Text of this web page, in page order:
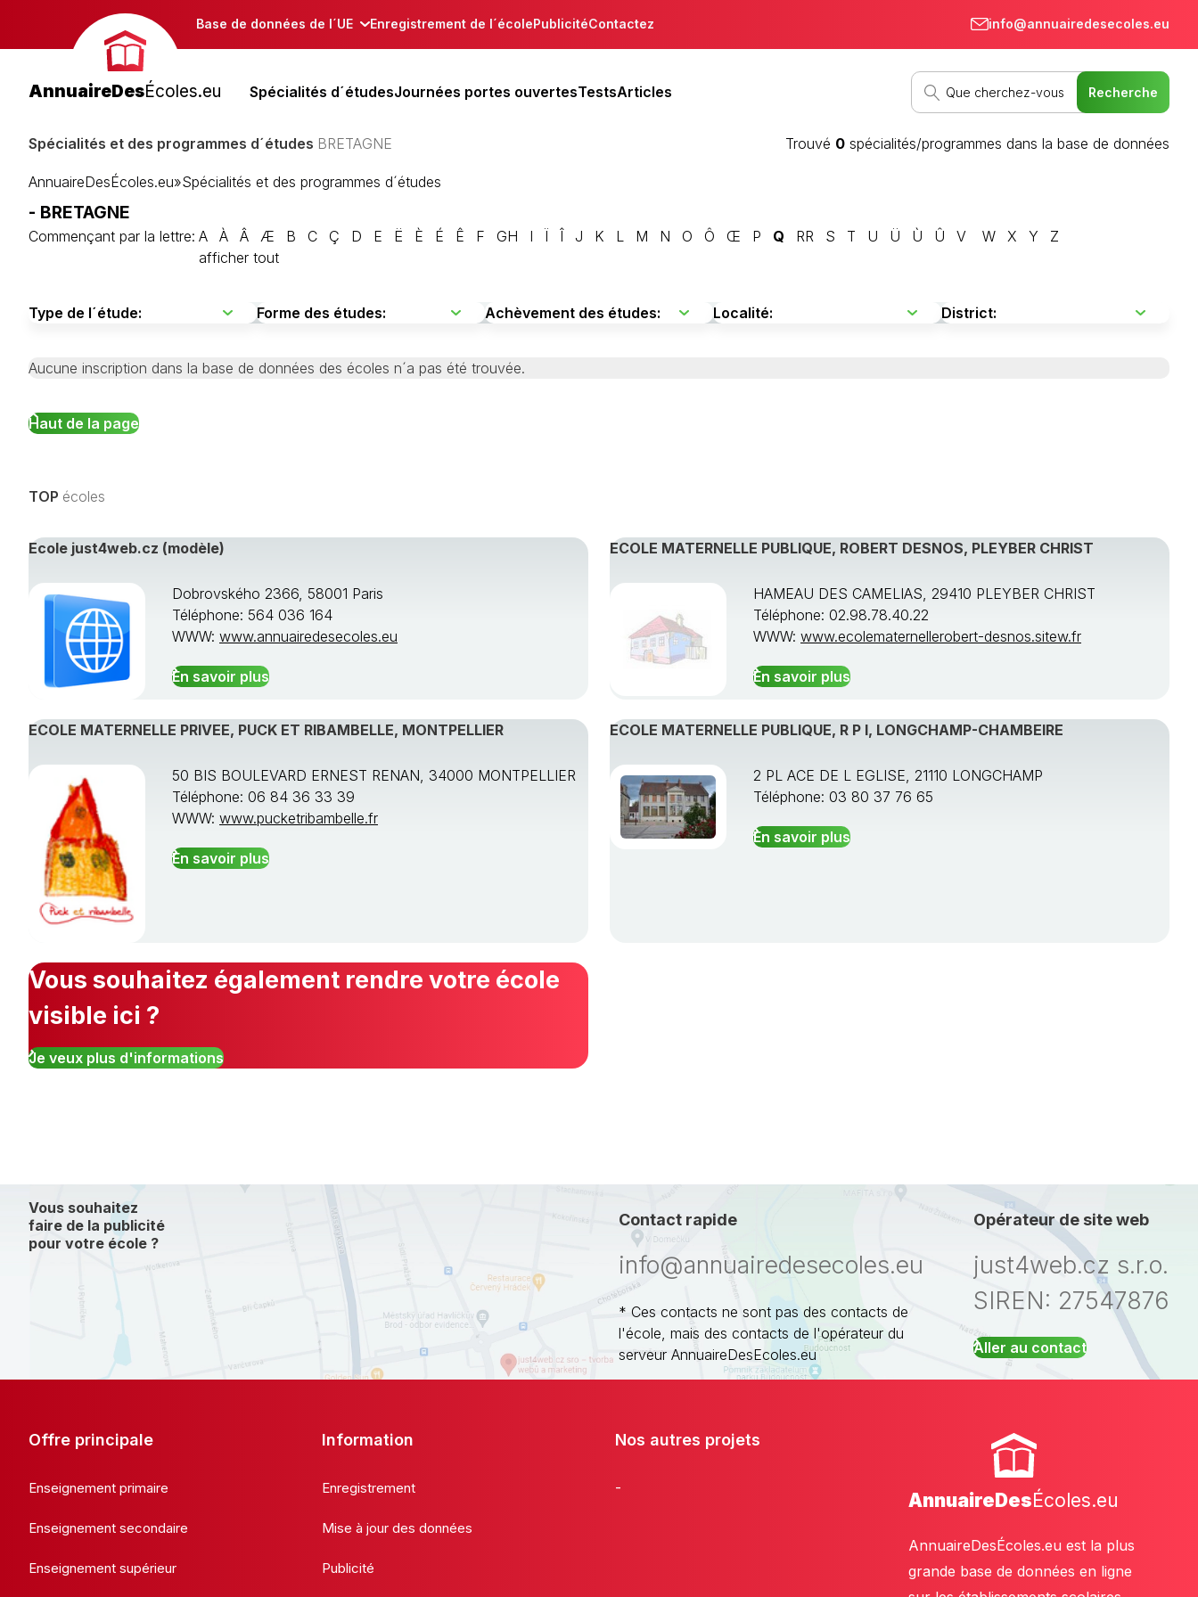
Base de données de l´UE Enregistrement de l´écolePublicitéContactez info@annuairedesecoles.eu
AnnuaireDesÉcoles.eu Spécialités d´étudesJournées portes ouvertesTestsArticles
Spécialités et des programmes d´études BRETAGNE Trouvé 0 spécialités/programmes dans la base de données
AnnuaireDesÉcoles.eu»Spécialités et des programmes d´études
- BRETAGNE
Commençant par la lettre: A À Â Æ B C Ç D E Ë È É Ê F GH I Ï Î J K L M N O Ô Œ P Q RR S T U Ü Ù Û V W X Y
Z
afficher tout
Aucune inscription dans la base de données des écoles n´a pas été trouvée.
Haut de la page
TOP écoles
Ecole just4web.cz (modèle)
Dobrovského 2366, 58001 Paris
Téléphone: 564 036 164
WWW: www.annuairedesecoles.eu
En savoir plus
ECOLE MATERNELLE PUBLIQUE, ROBERT DESNOS, PLEYBER CHRIST
HAMEAU DES CAMELIAS, 29410 PLEYBER CHRIST
Téléphone: 02.98.78.40.22
WWW: www.ecolematernellerobert-desnos.sitew.fr
En savoir plus
ECOLE MATERNELLE PRIVEE, PUCK ET RIBAMBELLE, MONTPELLIER
50 BIS BOULEVARD ERNEST RENAN, 34000 MONTPELLIER
Téléphone: 06 84 36 33 39
WWW: www.pucketribambelle.fr
En savoir plus
ECOLE MATERNELLE PUBLIQUE, R P I, LONGCHAMP-CHAMBEIRE
2 PL ACE DE L EGLISE, 21110 LONGCHAMP
Téléphone: 03 80 37 76 65
En savoir plus
Vous souhaitez également rendre votre école
visible ici ?
Je veux plus d'informations
Vous souhaitez
faire de la publicité
pour votre école ?
Contact rapide
info@annuairedesecoles.eu
* Ces contacts ne sont pas des contacts de
l'école, mais des contacts de l'opérateur du
serveur AnnuaireDesEcoles.eu
Opérateur de site web
just4web.cz s.r.o.
SIREN: 27547876
Aller au contact
Offre principale
Enseignement primaire
Enseignement secondaire
Enseignement supérieur
Information
Enregistrement
Mise à jour des données
Publicité
Nos autres projets
-
AnnuaireDesÉcoles.eu
AnnuaireDesÉcoles.eu est la plus
grande base de données en ligne